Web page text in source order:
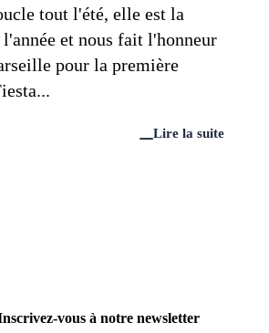
tout l'été, elle est la
et nous fait l'honneur
pour la première
Lire la suite
vous à notre newsletter